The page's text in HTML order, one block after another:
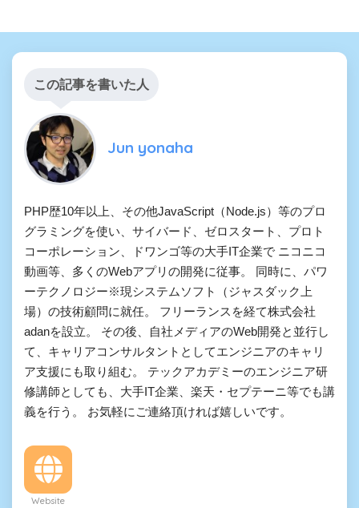
この記事を書いた人
Jun yonaha
PHP歴10年以上、その他JavaScript（Node.js）等のプロ
グラミングを使い、サイバード、ゼロスタート、プロト
コーポレーション、ドワンゴ等の大手IT企業で ニコニコ
動画等、多くのWebアプリの開発に従事。 同時に、パワ
ーテクノロジー※現システムソフト（ジャスダック上
場）の技術顧問に就任。 フリーランスを経て株式会社
adanを設立。 その後、自社メディアのWeb開発と並行し
て、キャリアコンサルタントとしてエンジニアのキャリ
ア支援にも取り組む。 テックアカデミーのエンジニア研
修講師としても、大手IT企業、楽天・セプテーニ等でも講
義を行う。 お気軽にご連絡頂ければ嬉しいです。
Website